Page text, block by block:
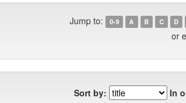
Jump to: 0-9 A B C D
or
Sort by: In